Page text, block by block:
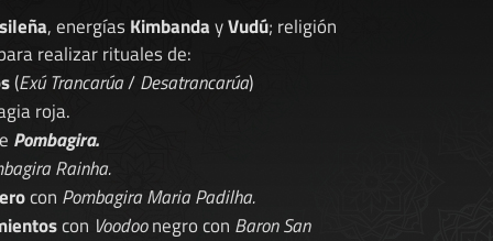
, energíasKimbandayVudú; religión
realizar rituales de:
(Exú Trancarúa/Desatrancarúa)
roja.
Pombagira.
Rainha.
con Pombagira Maria Padilha.
con Voodoonegro con Baron San